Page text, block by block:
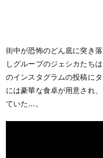
街中が恐怖のどん底に突き
しグループのジェシカたち
のインスタグラムの投稿に
には豪華な食卓が用意され
ていた…。